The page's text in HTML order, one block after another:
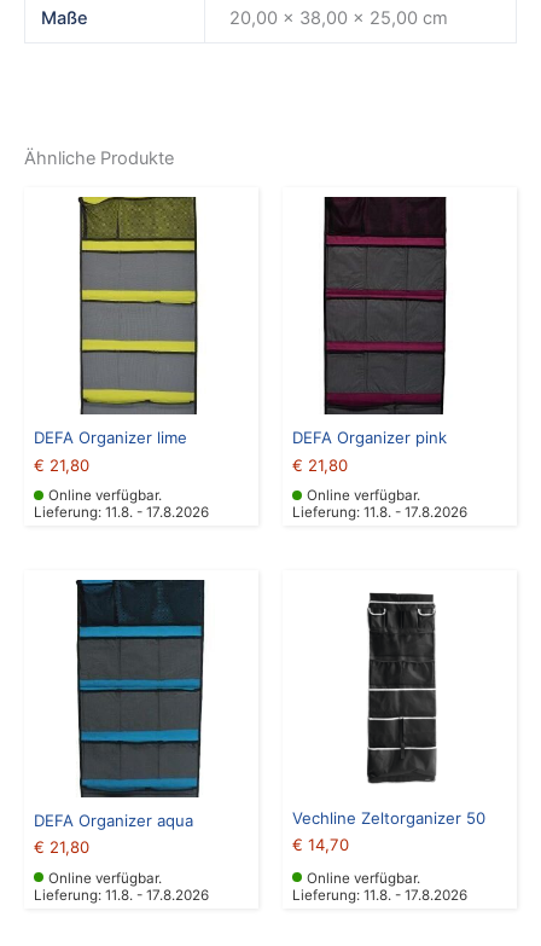
Maße 20,00 × 38,00 × 25,00 cm
Ähnliche Produkte
DEFA Organizer lime
€ 21,80
Online verfügbar.
Lieferung: 11.8. - 17.8.2026
DEFA Organizer pink
€ 21,80
Online verfügbar.
Lieferung: 11.8. - 17.8.2026
DEFA Organizer aqua
€ 21,80
Online verfügbar.
Lieferung: 11.8. - 17.8.2026
Vechline Zeltorganizer 50
€ 14,70
Online verfügbar.
Lieferung: 11.8. - 17.8.2026